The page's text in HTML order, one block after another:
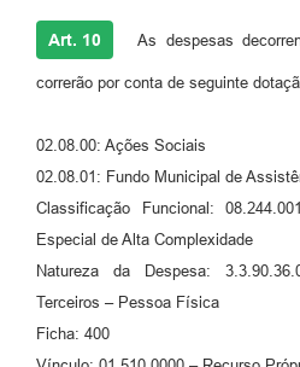
Art. 10 As despesas
correrão por conta de seguinte
02.08.00: Ações Sociais
02.08.01: Fundo Municipal de
Classificação Funcional:
Especial de Alta Complexidade
Natureza da Despesa:
Terceiros – Pessoa Física
Ficha: 400